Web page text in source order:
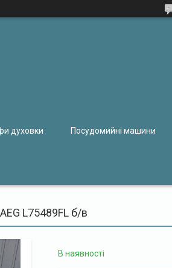
духовки Посудомийні машини
L75489FL б/в
В наявності